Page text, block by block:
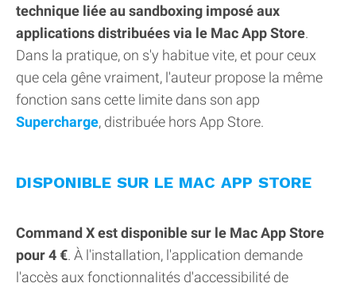
technique liée au sandboxing imposé aux
applications distribuées via le Mac App Store.
Dans la pratique, on s'y habitue vite, et pour ceux
que cela gêne vraiment, l'auteur propose la même
fonction sans cette limite dans son app
Supercharge, distribuée hors App Store.
DISPONIBLE SUR LE MAC APP STORE
Command X est disponible sur le Mac App Store
pour 4 €. À l'installation, l'application demande
l'accès aux fonctionnalités d'accessibilité de